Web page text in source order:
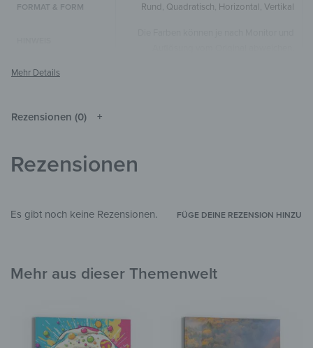
FORMAT & FORM Rund, Quadratisch, Horizontal, Vertikal
MATERIALIEN
Rezensionen (0)
Rezensionen
Es gibt noch keine Rezensionen. FÜGE DEINE REZENSION HINZU
Mehr aus dieser Themenwelt